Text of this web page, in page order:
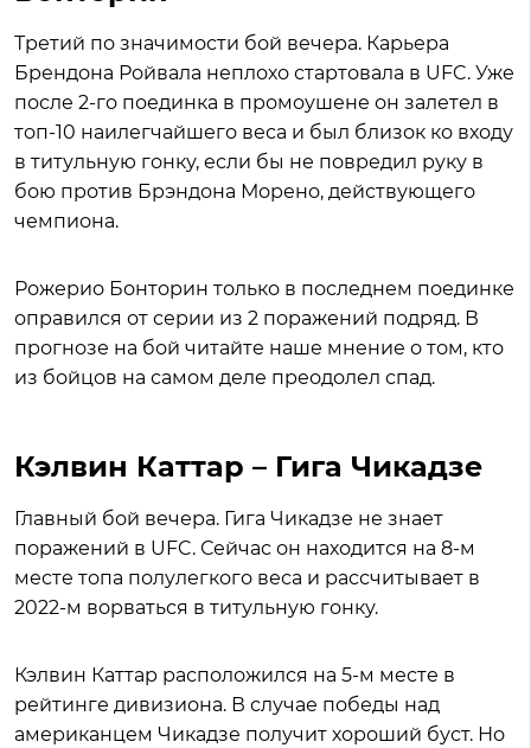
Третий по значимости бой вечера. Карьера
Брендона Ройвала неплохо стартовала в UFC. Уже
после 2-го поединка в промоушене он залетел в
топ-10 наилегчайшего веса и был близок ко входу
в титульную гонку, если бы не повредил руку в
бою против Брэндона Морено, действующего
чемпиона.
Рожерио Бонторин только в последнем поединке
оправился от серии из 2 поражений подряд. В
прогнозе на бой читайте наше мнение о том, кто
из бойцов на самом деле преодолел спад.
Кэлвин Каттар – Гига Чикадзе
Главный бой вечера. Гига Чикадзе не знает
поражений в UFC. Сейчас он находится на 8-м
месте топа полулегкого веса и рассчитывает в
2022-м ворваться в титульную гонку.
Кэлвин Каттар расположился на 5-м месте в
рейтинге дивизиона. В случае победы над
американцем Чикадзе получит хороший буст. Но